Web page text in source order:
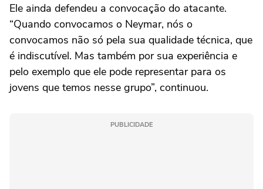
Ele ainda defendeu a convocação do atacante.
“Quando convocamos o Neymar, nós o
convocamos não só pela sua qualidade técnica, que
é indiscutível. Mas também por sua experiência e
pelo exemplo que ele pode representar para os
jovens que temos nesse grupo”, continuou.
PUBLICIDADE